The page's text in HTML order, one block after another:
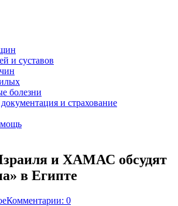
и суставов
болезни
и страхование
и ХАМАС обсудят
в Египте
Комментарии: 0